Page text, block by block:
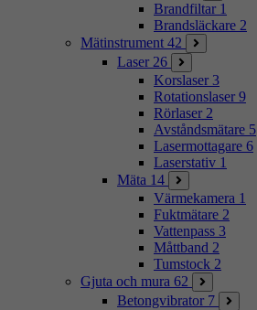
Brandfiltar 1
Brandsläckare 2
Mätinstrument 42
Laser 26
Korslaser 3
Rotationslaser 9
Rörlaser 2
Avståndsmätare 5
Lasermottagare 6
Laserstativ 1
Mäta 14
Värmekamera 1
Fuktmätare 2
Vattenpass 3
Måttband 2
Tumstock 2
Gjuta och mura 62
Betongvibrator 7